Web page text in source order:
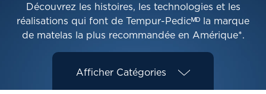
Découvrez les histoires, les technologies et les
réalisations qui font de Tempur-Pedicᴹᴰ la marque
de matelas la plus recommandée en Amérique*.
Afficher Catégories